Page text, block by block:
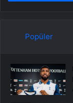
Popüler